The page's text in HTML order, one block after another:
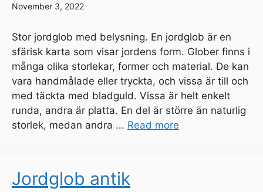
November 3, 2022
Stor jordglob med belysning. En jordglob är en
sfärisk karta som visar jordens form. Glober finns i
många olika storlekar, former och material. De kan
vara handmålade eller tryckta, och vissa är till och
med täckta med bladguld. Vissa är helt enkelt
runda, andra är platta. En del är större än naturlig
storlek, medan andra ... Read more
Jordglob antik